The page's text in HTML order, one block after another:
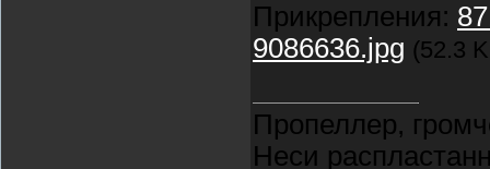
Прикрепления:
9086636.jpg (52.3
Пропеллер,
Неси